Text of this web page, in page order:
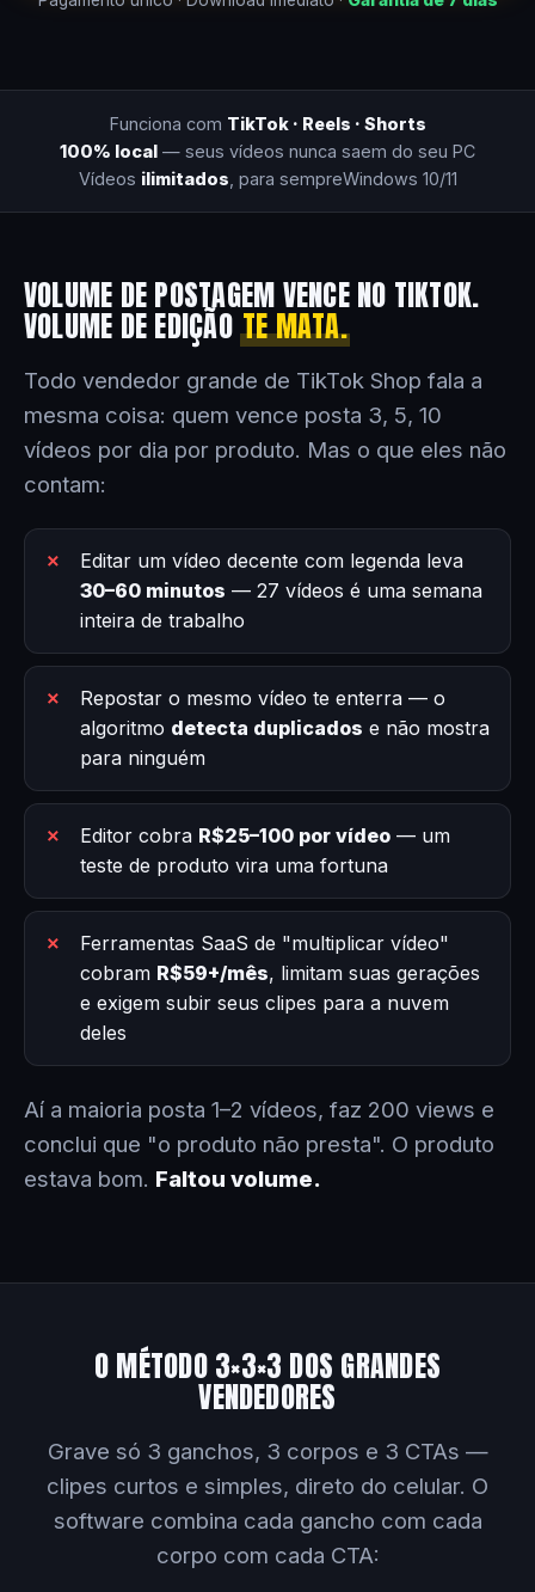
Funciona com TikTok · Reels · Shorts
100% local — seus vídeos nunca saem do seu PC
Vídeos ilimitados , para sempreWindows 10/11
VOLUME DE POSTAGEM VENCE NO TIKTOK.
VOLUME DE EDIÇÃOTE MATA.
Todo vendedor grande de TikTok Shop fala a
mesma coisa: quem vence posta 3, 5, 10
vídeos por dia por produto. Mas o que eles não
contam:
Editar um vídeo decente com legenda leva
30–60 minutos — 27 vídeos é uma semana
inteira de trabalho
Repostar o mesmo vídeo te enterra — o
algoritmo detecta duplicados e não mostra
para ninguém
Editor cobra R$25–100 por vídeo — um
teste de produto vira uma fortuna
Ferramentas SaaS de "multiplicar vídeo"
cobram R$59+/mês, limitam suas gerações
e exigem subir seus clipes para a nuvem
deles
Aí a maioria posta 1–2 vídeos, faz 200 views e
conclui que "o produto não presta". O produto
estava bom. Faltou volume.
O MÉTODO 3×3×3 DOS GRANDES
VENDEDORES
Grave só 3 ganchos, 3 corpos e 3 CTAs —
clipes curtos e simples, direto do celular. O
software combina cada gancho com cada
corpo com cada CTA: